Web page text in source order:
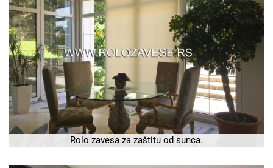
Rolo zavesa za zaštitu od sunca.